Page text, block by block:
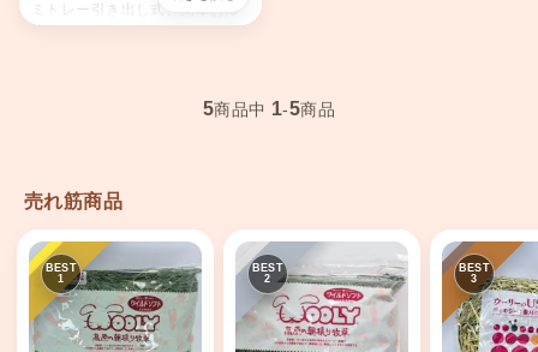
ミトレー引き出し式、簡単お掃
除＆頑丈鉄製、使いやすい小窓
5商品中 1-5商品
売れ筋商品